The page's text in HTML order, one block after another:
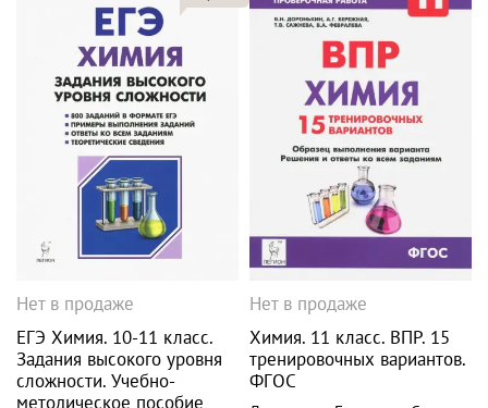
Нет в продаже
ЕГЭ Химия. 10-11 класс.
Задания высокого уровня
сложности. Учебно-
методическое пособие
Нет в продаже
Химия. 11 класс. ВПР. 15
тренировочных вариантов.
ФГОС